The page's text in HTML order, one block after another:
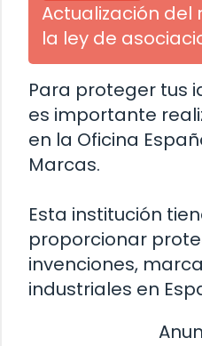
Actualización
la ley de
Para proteger tus
es importante
en la Oficina
Marcas.
Esta institución
proporcionar
invenciones,
industriales en